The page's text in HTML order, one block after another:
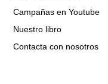
Campañas en Youtube
Nuestro libro
Contacta con nosotros